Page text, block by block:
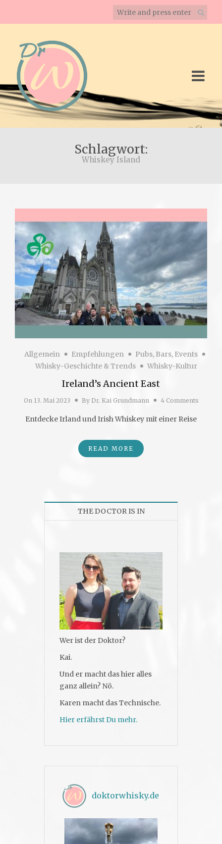
Schlagwort:
Whiskey Island
Allgemein Empfehlungen
Pubs, Bars, Events
Whisky-Geschichte & Trends
Whisky-Kultur
Ireland’s Ancient East
On 13. Mai 2023 By Dr. Kai Grundmann 4 Comments
Entdecke Irland und Irish Whiskey mit einer Reise
READ MORE
THE DOCTOR IS IN
Wer ist der Doktor?
Kai.
Und er macht das hier alles
ganz allein? Nö.
Karen macht das Technische.
Hier erfährst Du mehr.
doktorwhisky.de